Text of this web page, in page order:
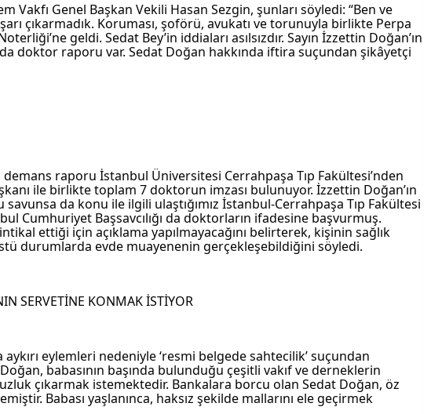
Vakfı Genel Başkan Vekili Hasan Sezgin, şunları söyledi: “Ben ve
çıkarmadık. Koruması, şoförü, avukatı ve torunuyla birlikte Perpa
geldi. Sedat Bey’in iddiaları asılsızdır. Sayın İzzettin Doğan’ın
doktor raporu var. Sedat Doğan hakkında iftira suçundan şikâyetçi
raporu İstanbul Üniversitesi Cerrahpaşa Tıp Fakültesi’nden
ile birlikte toplam 7 doktorun imzası bulunuyor. İzzettin Doğan’ın
da konu ile ilgili ulaştığımız İstanbul-Cerrahpaşa Tıp Fakültesi
Cumhuriyet Başsavcılığı da doktorların ifadesine başvurmuş.
ettiği için açıklama yapılmayacağını belirterek, kişinin sağlık
durumlarda evde muayenenin gerçekleşebildiğini söyledi.
SERVETİNE KONMAK İSTİYOR
eylemleri nedeniyle ‘resmi belgede sahtecilik’ suçundan
babasının başında bulunduğu çeşitli vakıf ve derneklerin
çıkarmak istemektedir. Bankalara borcu olan Sedat Doğan, öz
Babası yaşlanınca, haksız şekilde mallarını ele geçirmek